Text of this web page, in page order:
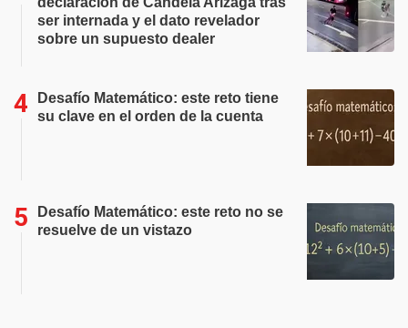
ser internada y el dato revelador
sobre un supuesto dealer
Desafío Matemático: este reto tiene
su clave en el orden de la cuenta
Desafío Matemático: este reto no se
resuelve de un vistazo